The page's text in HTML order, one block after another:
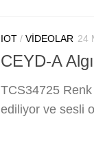
IOT / VIDEOLAR 24
CEYD-A
TCS34725 Renk
ediliyor ve sesli